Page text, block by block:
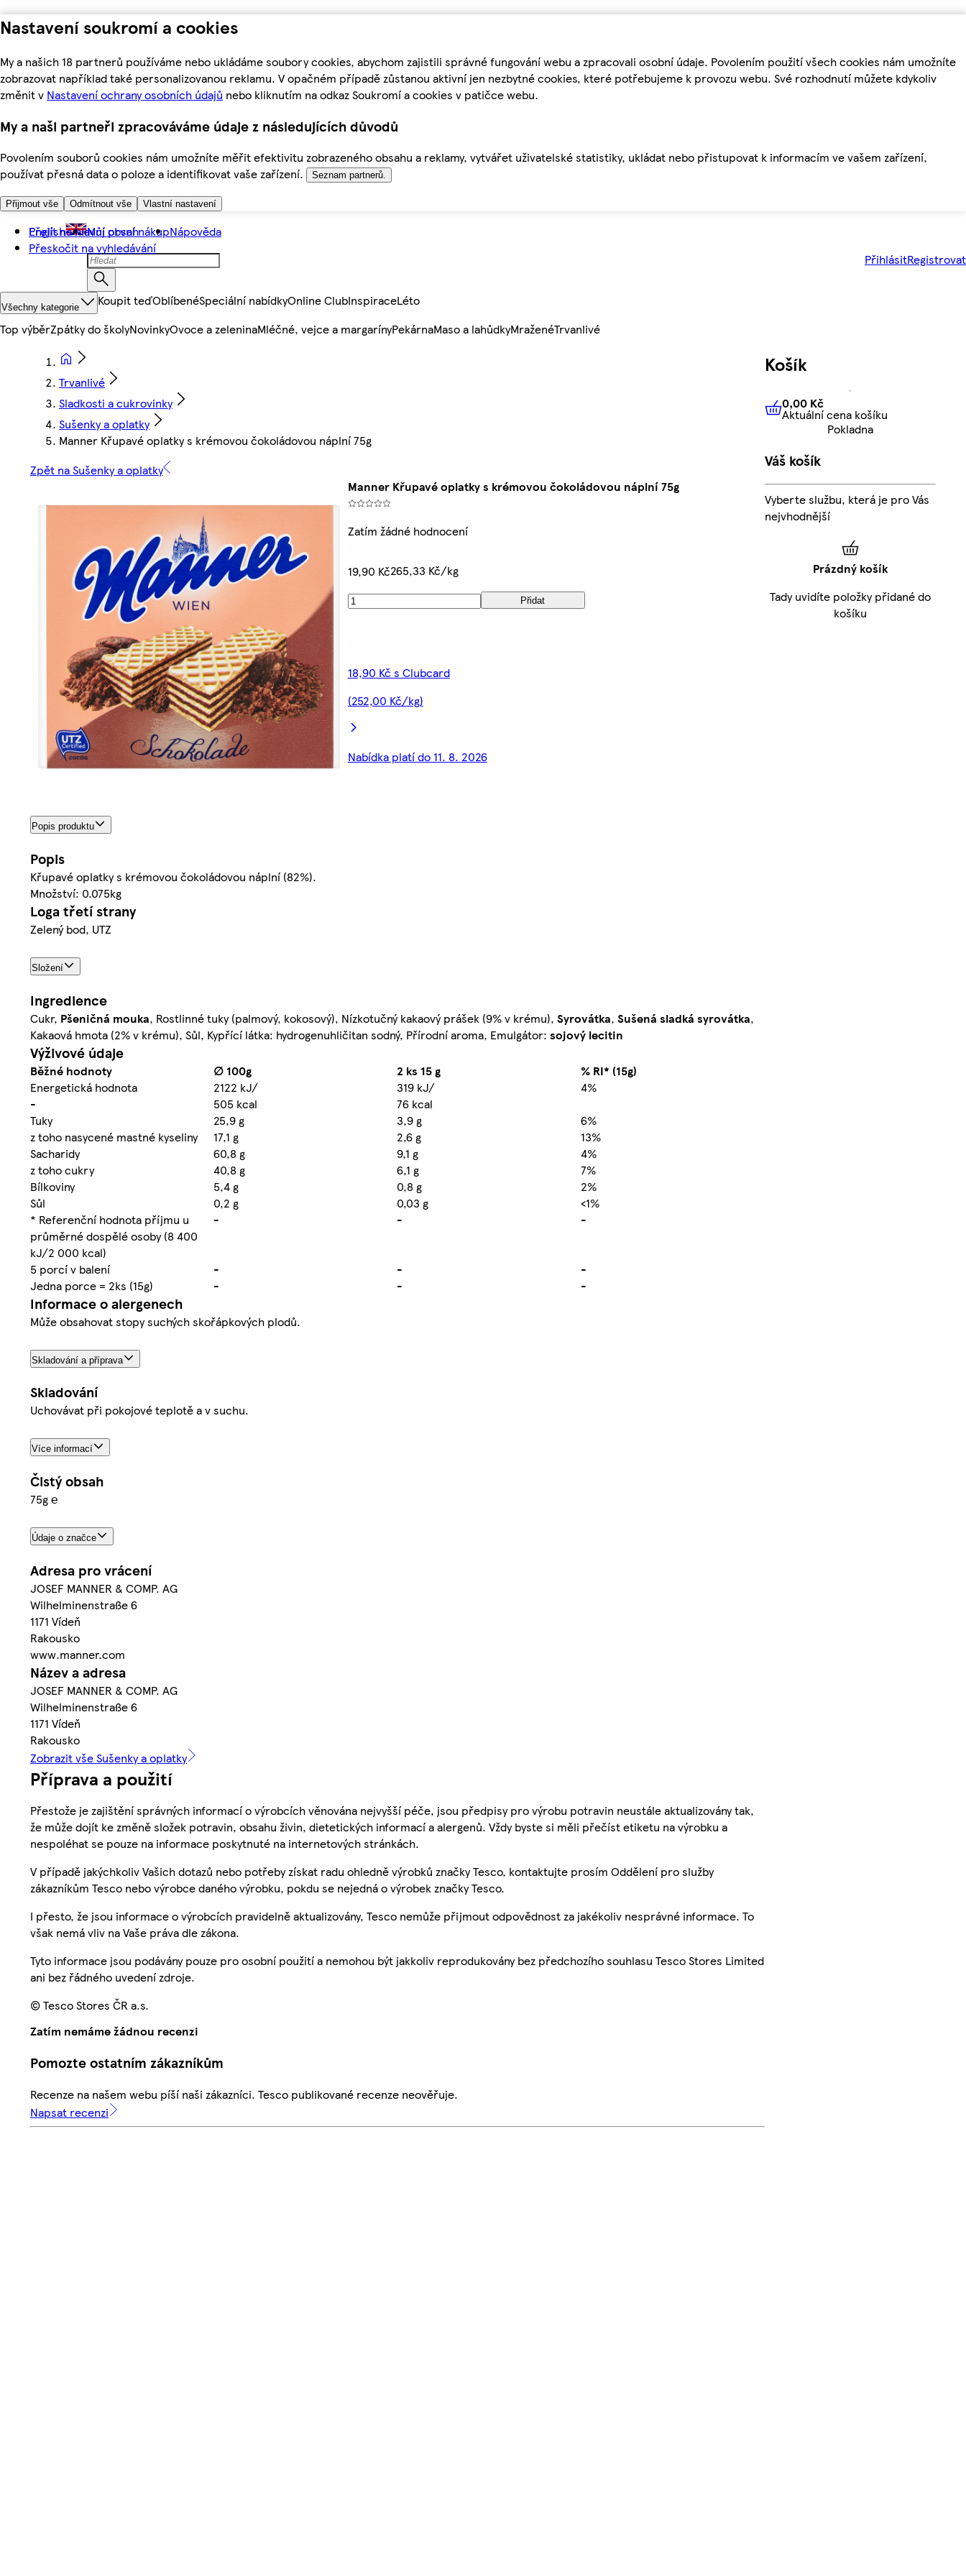
Nastavení soukromí a cookies
My a našich 18 partnerů používáme nebo ukládáme soubory cookies, abychom zajistili správné fungování webu a zpracovali osobní údaje. Povolením použití všech cookies nám umožníte
zobrazovat například také personalizovanou reklamu. V opačném případě zůstanou aktivní jen nezbytné cookies, které potřebujeme k provozu webu. Své rozhodnutí můžete kdykoliv
změnit v Nastavení ochrany osobních údajů nebo kliknutím na odkaz Soukromí a cookies v patičce webu.
My a naši partneři zpracováváme údaje z následujících důvodů
Povolením souborů cookies nám umožníte měřit efektivitu zobrazeného obsahu a reklamy, vytvářet uživatelské statistiky, ukládat nebo přistupovat k informacím ve vašem zařízení,
používat přesná data o poloze a identifikovat vaše zařízení.
Seznam partnerů.
Přijmout vše Odmítnout vše Vlastní nastavení
Přejít na hlavní obsah
Přeskočit na vyhledávání
English Můj první nákupNápověda
PřihlásitRegistrovat
Všechny kategorie Koupit teďOblíbenéSpeciální nabídkyOnline ClubInspiraceLéto
Top výběrZpátky do školyNovinkyOvoce a zeleninaMléčné, vejce a margarínyPekárnaMaso a lahůdkyMraženéTrvanlivé
Trvanlivé
Sladkosti a cukrovinky
Sušenky a oplatky
Manner Křupavé oplatky s krémovou čokoládovou náplní 75g
Zpět na Sušenky a oplatky
Manner Křupavé oplatky s krémovou čokoládovou náplní 75g
Zatím žádné hodnocení
19,90 Kč265,33 Kč/kg
Přidat
18,90 Kč s Clubcard
(252,00 Kč/kg)
Nabídka platí do 11. 8. 2026
Popis produktu
Popis
Křupavé oplatky s krémovou čokoládovou náplní (82%).
Množství: 0.075kg
Loga třetí strany
Zelený bod, UTZ
Složení
Ingredience
Cukr, Pšeničná mouka, Rostlinné tuky (palmový, kokosový), Nízkotučný kakaový prášek (9% v krému), Syrovátka, Sušená sladká syrovátka,
Kakaová hmota (2% v krému), Sůl, Kypřící látka: hydrogenuhličitan sodný, Přírodní aroma, Emulgátor: sojový lecitin
Výživové údaje
Běžné hodnoty ∅ 100g 2 ks 15 g
% RI* (15g)
Energetická hodnota
2122 kJ/ 319 kJ/
4%
-
505 kcal
76 kcal
Tuky
25,9 g 3,9 g
6%
z toho nasycené mastné kyseliny
17,1 g 2,6 g
13%
Sacharidy
60,8 g 9,1 g
4%
z toho cukry
40,8 g 6,1 g
7%
Bílkoviny
5,4 g 0,8 g
2%
Sůl
0,2 g 0,03 g
<1%
* Referenční hodnota příjmu u
průměrné dospělé osoby (8 400
kJ/2 000 kcal)
- - -
5 porcí v balení - -
-
Jedna porce = 2ks (15g)
- - -
Informace o alergenech
Může obsahovat stopy suchých skořápkových plodů.
Skladování a příprava
Skladování
Uchovávat při pokojové teplotě a v suchu.
Více informací
Čistý obsah
75g ℮
Údaje o značce
Adresa pro vrácení
JOSEF MANNER & COMP. AG
Wilhelminenstraße 6
1171 Vídeň
Rakousko
www.manner.com
Název a adresa
JOSEF MANNER & COMP. AG
Wilhelminenstraße 6
1171 Vídeň
Rakousko
Zobrazit vše Sušenky a oplatky
Příprava a použití
Přestože je zajištění správných informací o výrobcích věnována nejvyšší péče, jsou předpisy pro výrobu potravin neustále aktualizovány tak,
že může dojít ke změně složek potravin, obsahu živin, dietetických informací a alergenů. Vždy byste si měli přečíst etiketu na výrobku a
nespoléhat se pouze na informace poskytnuté na internetových stránkách.
V případě jakýchkoliv Vašich dotazů nebo potřeby získat radu ohledně výrobků značky Tesco, kontaktujte prosím Oddělení pro služby
zákazníkům Tesco nebo výrobce daného výrobku, pokdu se nejedná o výrobek značky Tesco.
I přesto, že jsou informace o výrobcích pravidelně aktualizovány, Tesco nemůže přijmout odpovědnost za jakékoliv nesprávné informace. To
však nemá vliv na Vaše práva dle zákona.
Tyto informace jsou podávány pouze pro osobní použití a nemohou být jakkoliv reprodukovány bez předchozího souhlasu Tesco Stores Limited
ani bez řádného uvedení zdroje.
© Tesco Stores ČR a.s.
Zatím nemáme žádnou recenzi
Pomozte ostatním zákazníkům
Recenze na našem webu píší naši zákazníci. Tesco publikované recenze neověřuje.
Napsat recenzi
Košík
0,00 KčAktuální cena košíku
0,00 Kč
Aktuální cena košíku
Pokladna
Váš košík
Vyberte službu, která je pro Vás
nejvhodnější
Prázdný košík
Tady uvidíte položky přidané do
košíku